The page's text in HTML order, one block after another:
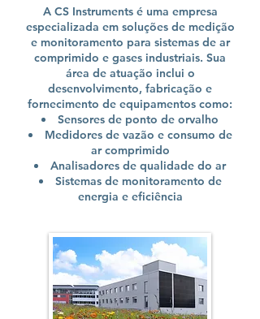
A CS Instruments é uma empresa
especializada em soluções de medição
e monitoramento para sistemas de ar
comprimido e gases industriais. Sua
área de atuação inclui o
desenvolvimento, fabricação e
fornecimento de equipamentos como:
Sensores de ponto de orvalho
Medidores de vazão e consumo de
ar comprimido
Analisadores de qualidade do ar
Sistemas de monitoramento de
energia e eficiência